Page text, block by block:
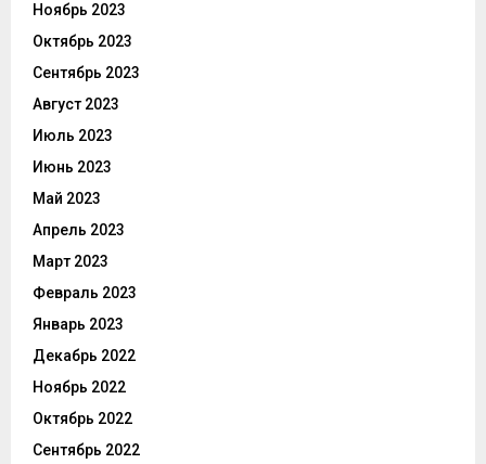
Ноябрь 2023
Октябрь 2023
Сентябрь 2023
Август 2023
Июль 2023
Июнь 2023
Май 2023
Апрель 2023
Март 2023
Февраль 2023
Январь 2023
Декабрь 2022
Ноябрь 2022
Октябрь 2022
Сентябрь 2022